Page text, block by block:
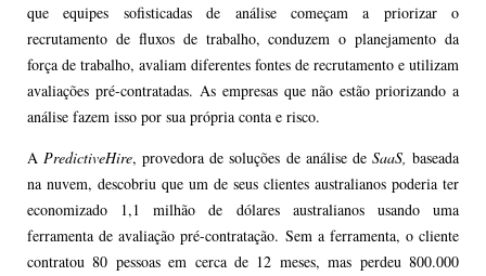
que equipes sofisticadas de análise começam a priorizar o
recrutamento de fluxos de trabalho, conduzem o planejamento da
força de trabalho, avaliam diferentes fontes de recrutamento e utilizam
avaliações pré-contratadas. As empresas que não estão priorizando a
análise fazem isso por sua própria conta e risco.
APredictiveHire, provedora de soluções de análise de SaaS, baseada
na nuvem, descobriu que um de seus clientes australianos poderia ter
economizado 1,1 milhão de dólares australianos usando uma
ferramenta de avaliação pré-contratação. Sem a ferramenta, o cliente
contratou 80 pessoas em cerca de 12 meses, mas perdeu 800.000